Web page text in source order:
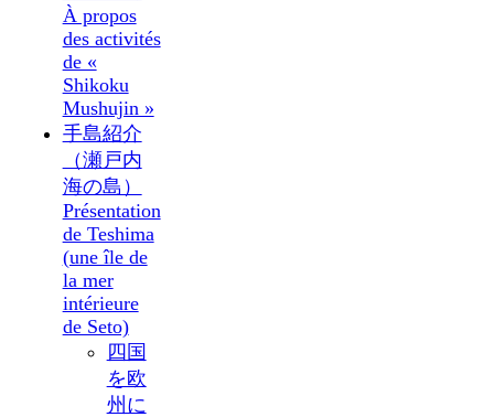
À propos
des activités
de «
Shikoku
Mushujin »
手島紹介
（瀬戸内
海の島）
Présentation
de Teshima
(une île de
la mer
intérieure
de Seto)
四国
を欧
州に